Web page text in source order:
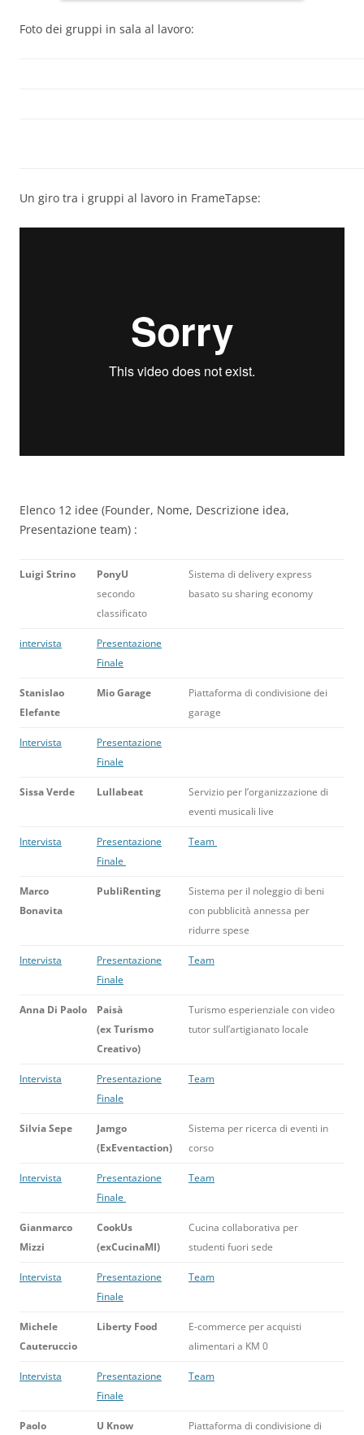
Foto dei gruppi in sala al lavoro:
Un giro tra i gruppi al lavoro in FrameTapse:
Elenco 12 idee (Founder, Nome, Descrizione idea,
Presentazione team) :
Luigi Strino
PonyU
secondo
classificato
Sistema di delivery express
basato su sharing economy
intervista
Presentazione
Finale
Stanislao
Elefante
Mio Garage
Piattaforma di condivisione dei
garage
Intervista
Presentazione
Finale
Sissa Verde Lullabeat
Servizio per l’organizzazione di
eventi musicali live
Intervista
Presentazione
Finale
Team
Marco
Bonavita
PubliRenting
Sistema per il noleggio di beni
con pubblicità annessa per
ridurre spese
Intervista
Presentazione
Finale
Team
Anna Di Paolo
Paisà
(ex Turismo
Creativo)
Turismo esperienziale con video
tutor sull’artigianato locale
Intervista
Presentazione
Finale
Team
Silvia Sepe
Jamgo
(ExEventaction)
Sistema per ricerca di eventi in
corso
Intervista
Presentazione
Finale
Team
Gianmarco
Mizzi
CookUs
(exCucinaMI)
Cucina collaborativa per
studenti fuori sede
Intervista
Presentazione
Finale
Team
Michele
Cauteruccio
Liberty Food
E-commerce per acquisti
alimentari a KM 0
Intervista
Presentazione
Finale
Team
Paolo
U Know
Piattaforma di condivisione di